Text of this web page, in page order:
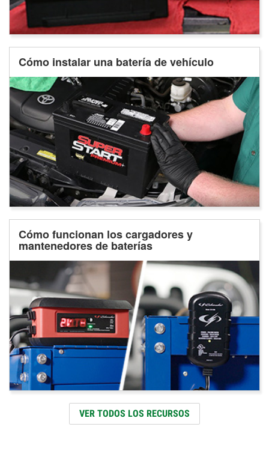
Cómo instalar una batería de vehículo
Cómo funcionan los cargadores y
mantenedores de baterías
VER TODOS LOS RECURSOS